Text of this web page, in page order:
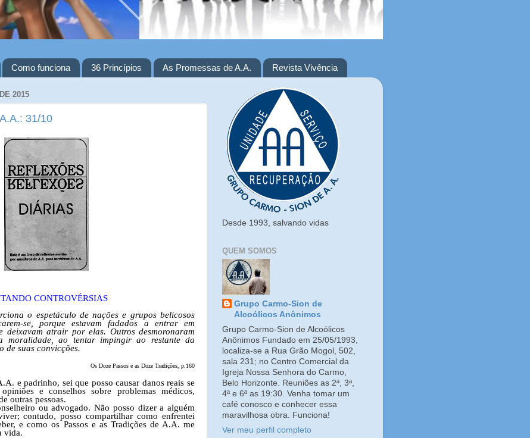
Como funciona 36 Princípios As Promessas de A.A. Revista Vivência
2015
31/10
CONTROVÉRSIAS
o espetáculo de nações e grupos belicosos
se, porque estavam fadados a entrar em
deixavam atrair por elas. Outros desmoronaram
moralidade, ao tentar impingir ao restante da
de suas convicções.
Os Doze Passos e as Doze Tradições, p.160
e padrinho, sei que posso causar danos reais se
e conselhos sobre problemas médicos,
outras pessoas.
ou advogado. Não posso dizer a alguém
contudo, posso compartilhar como enfrentei
e como os Passos e as Tradições de A.A. me
vida.
Desde 1993, salvando vidas
QUEM SOMOS
Grupo Carmo-Sion de
Alcoólicos Anônimos
Grupo Carmo-Sion de Alcoólicos
Anônimos Fundado em 25/05/1993,
localiza-se a Rua Grão Mogol, 502,
sala 231; no Centro Comercial da
Igreja Nossa Senhora do Carmo,
Belo Horizonte. Reuniões as 2ª, 3ª,
4ª e 6ª as 19:30. Venha tomar um
café conosco e conhecer essa
maravilhosa obra. Funciona!
Ver meu perfil completo